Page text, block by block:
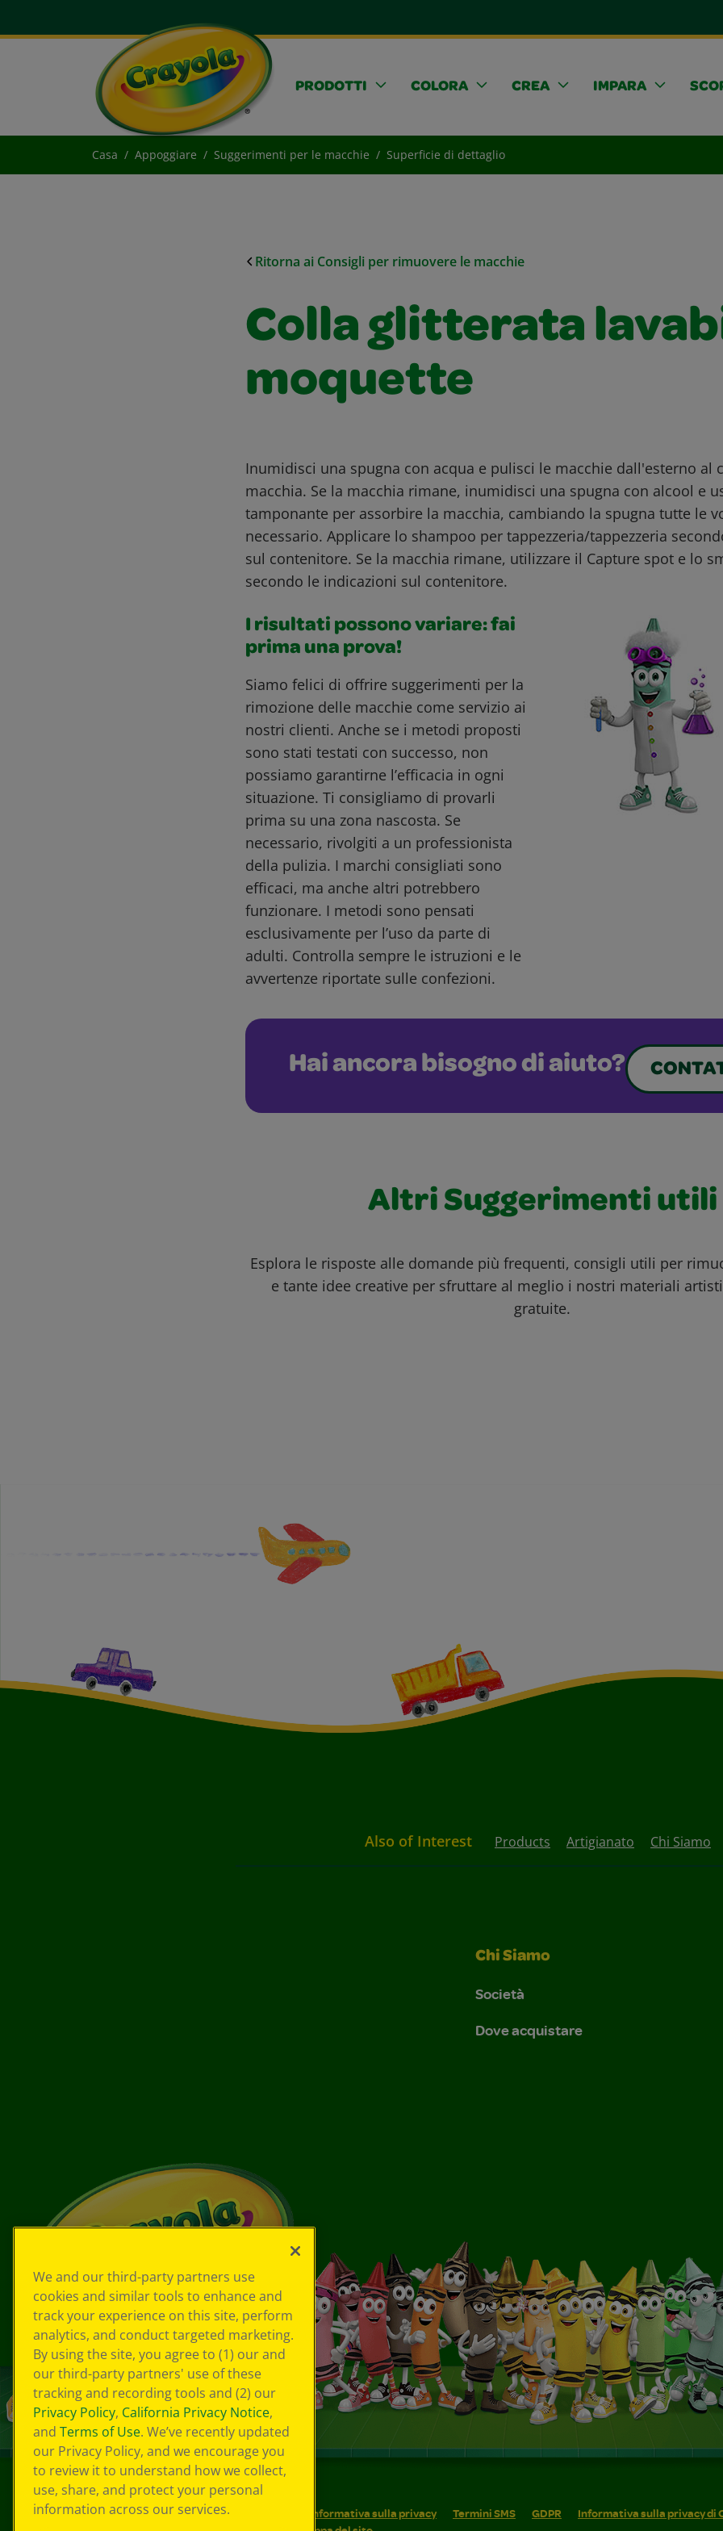
PRODOTTI COLORA CREA IMPARA
Casa Appoggiare Suggerimenti per le macchie Superficie di dettaglio
Ritorna ai Consigli per rimuovere le macchie
Colla glitterata
moquette
Inumidisci una spugna con acqua e pulisci le macchie dall'esterno al
macchia. Se la macchia rimane, inumidisci una spugna con alcool e
tamponante per assorbire la macchia, cambiando la spugna tutte le
necessario. Applicare lo shampoo per tappezzeria/tappezzeria
sul contenitore. Se la macchia rimane, utilizzare il Capture spot e lo
secondo le indicazioni sul contenitore.
I risultati possono variare: fai
prima una prova!
Siamo felici di offrire suggerimenti per la
rimozione delle macchie come servizio ai
nostri clienti. Anche se i metodi proposti
sono stati testati con successo, non
possiamo garantirne l’efficacia in ogni
situazione. Ti consigliamo di provarli
prima su una zona nascosta. Se
necessario, rivolgiti a un professionista
della pulizia. I marchi consigliati sono
efficaci, ma anche altri potrebbero
funzionare. I metodi sono pensati
esclusivamente per l’uso da parte di
adulti. Controlla sempre le istruzioni e le
avvertenze riportate sulle confezioni.
Hai ancora bisogno di aiuto?
Altri Suggerimenti utili
Esplora le risposte alle domande più frequenti, consigli utili per
e tante idee creative per sfruttare al meglio i nostri materiali
gratuite.
Also of Interest Products Artigianato Chi Siamo
Chi Siamo
Società
Dove acquistare
© 2026 Crayola® Tutti i diritti riservati.
Le tue scelte in materia di privacy
Informativa sulla privacy Termini SMS GDPR
Informativa sulla privacy di
We and our third-party partners use
cookies and similar tools to enhance and
track your experience on this site, perform
analytics, and conduct targeted marketing.
By using the site, you agree to (1) our and
our third-party partners' use of these
tracking and recording tools and (2) our
Privacy Policy, California Privacy Notice,
and Terms of Use. We’ve recently updated
our Privacy Policy, and we encourage you
to review it to understand how we collect,
use, share, and protect your personal
information across our services.